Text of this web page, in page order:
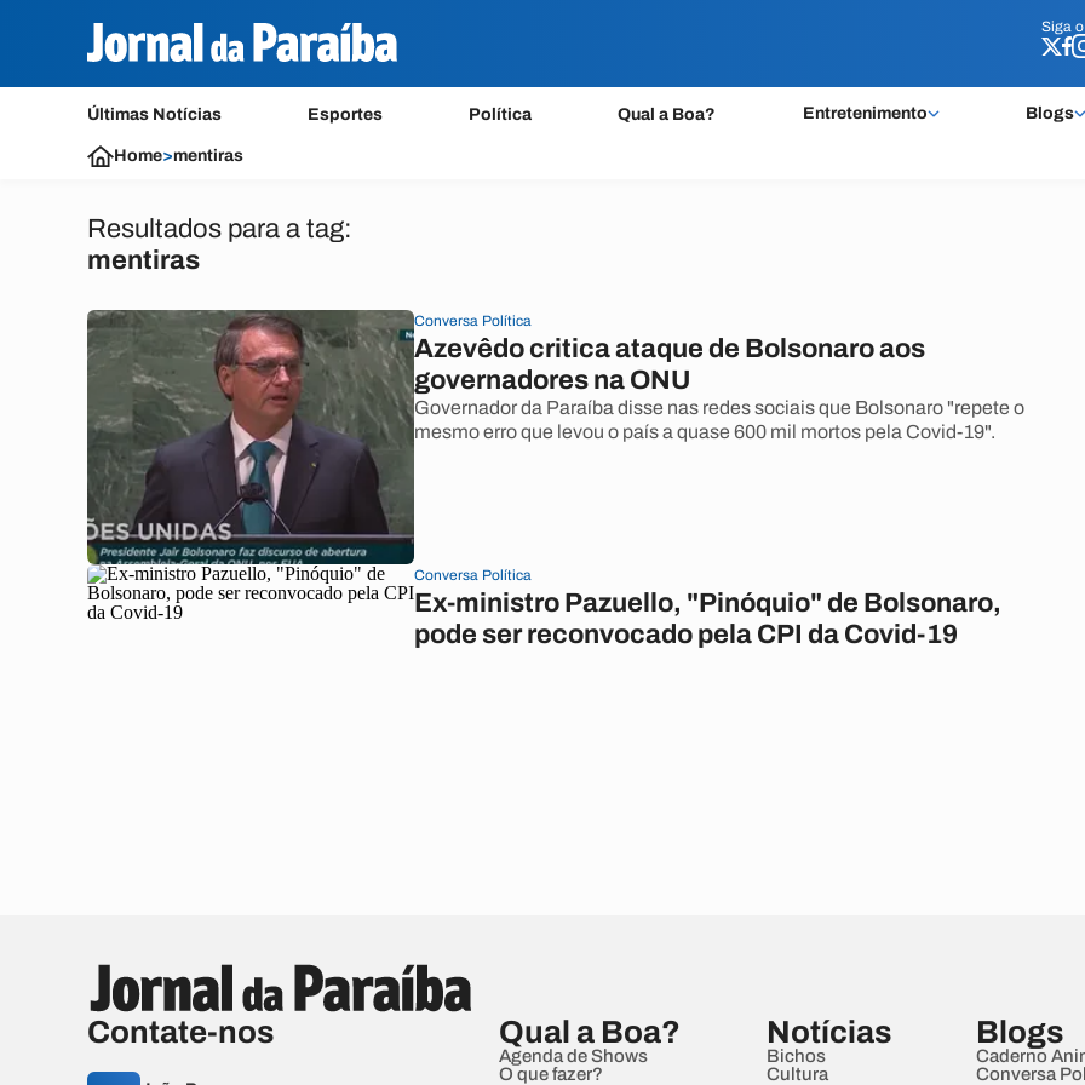
Siga o
Últimas Notícias Esportes Política Qual a Boa? Entretenimento Blogs
Siga o
Home>mentiras
Resultados para a tag:
mentiras
Conversa Política
Azevêdo critica ataque de Bolsonaro aos
governadores na ONU
Governador da Paraíba disse nas redes sociais que Bolsonaro "repete o
mesmo erro que levou o país a quase 600 mil mortos pela Covid-19".
Conversa Política
Ex-ministro Pazuello, "Pinóquio" de Bolsonaro,
pode ser reconvocado pela CPI da Covid-19
Contate-nos Qual a Boa?
Agenda de Shows
O que fazer?
Notícias
Bichos
Cultura
Blogs
Caderno
Conversa